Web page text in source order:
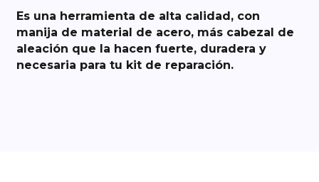
Es una herramienta de alta calidad, con
manija de material de acero, más cabezal de
aleación que la hacen fuerte, duradera y
necesaria para tu kit de reparación.